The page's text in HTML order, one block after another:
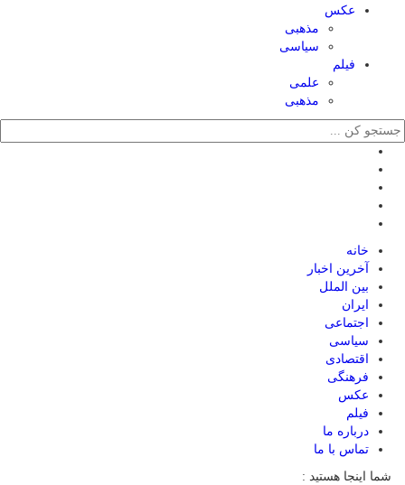
عکس
مذهبی
سیاسی
فیلم
علمی
مذهبی
خانه
آخرین اخبار
بین الملل
ایران
اجتماعی
سیاسی
اقتصادی
فرهنگی
عکس
فیلم
درباره ما
تماس با ما
شما اینجا هستید :